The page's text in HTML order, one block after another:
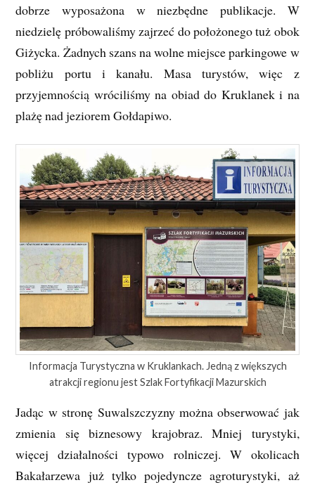
dobrze wyposażona w niezbędne publikacje. W
niedzielę próbowaliśmy zajrzeć do położonego tuż obok
Giżycka. Żadnych szans na wolne miejsce parkingowe w
pobliżu portu i kanału. Masa turystów, więc z
przyjemnością wróciliśmy na obiad do Kruklanek i na
plażę nad jeziorem Gołdapiwo.
Informacja Turystyczna w Kruklankach. Jedną z większych
atrakcji regionu jest Szlak Fortyfikacji Mazurskich
Jadąc w stronę Suwalszczyzny można obserwować jak
zmienia się biznesowy krajobraz. Mniej turystyki,
więcej działalności typowo rolniczej. W okolicach
Bakałarzewa już tylko pojedyncze agroturystyki, aż